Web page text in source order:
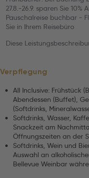
27.8.-26.9. sparen Sie
Pauschalreise buchbar -
Sie in Ihrem Reisebüro
Diese
Verpflegung
All Inclusive: Frühstück
Abendessen (Buffet),
(Softdrinks,
Softdrinks, Wasser,
Snackzeit am
Öffnungszeiten an der
Softdrinks, Wein und
Auswahl an
Bellevue Weinbar